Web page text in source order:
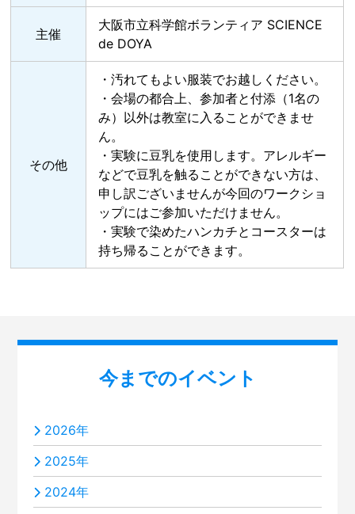
主催
大阪市立科学館ボランティア SCIENCE
de DOYA
その他
・汚れてもよい服装でお越しください。
・会場の都合上、参加者と付添（1名の
み）以外は教室に入ることができませ
ん。
・実験に豆乳を使用します。アレルギー
などで豆乳を触ることができない方は、
申し訳ございませんが今回のワークショ
ップにはご参加いただけません。
・実験で染めたハンカチとコースターは
持ち帰ることができます。
今までのイベント
2026年
2025年
2024年